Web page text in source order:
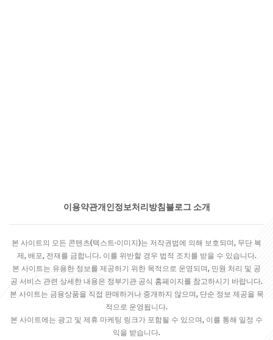
이용약관개인정보처리방침 블로그 소개
본 사이트의 모든 콘텐츠(텍스트·이미지)는 저작권법에 의해 보호되며, 무단 복
제, 배포, 전재를 금합니다. 이를 위반할 경우 법적 조치를 받을 수 있습니다.
본 사이트는 유용한 정보를 제공하기 위한 목적으로 운영되며, 민원 처리 및 공
공 서비스 관련 상세한 내용은 정부기관 공식 홈페이지를 참고하시기 바랍니다.
본 사이트는 금융상품을 직접 판매하거나 중개하지 않으며, 단순 정보 제공을 목
적으로 운영됩니다.
본 사이트에는 광고 및 제휴 마케팅 링크가 포함될 수 있으며, 이를 통해 일정 수
익을 받습니다.